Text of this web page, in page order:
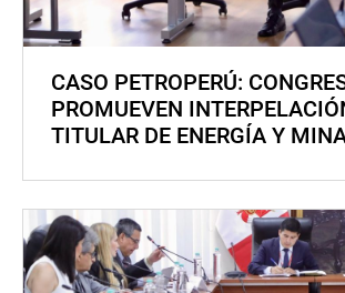
CASO PETROPERÚ:
PROMUEVEN
TITULAR DE ENERGÍA Y